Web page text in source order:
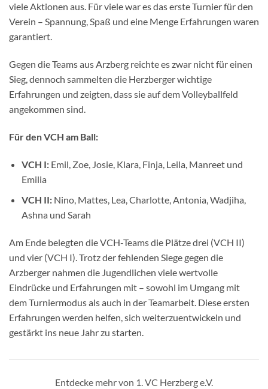
viele Aktionen aus. Für viele war es das erste Turnier für den
Verein – Spannung, Spaß und eine Menge Erfahrungen waren
garantiert.
Gegen die Teams aus Arzberg reichte es zwar nicht für einen
Sieg, dennoch sammelten die Herzberger wichtige
Erfahrungen und zeigten, dass sie auf dem Volleyballfeld
angekommen sind.
Für den VCH am Ball:
VCH I: Emil, Zoe, Josie, Klara, Finja, Leila, Manreet und
Emilia
VCH II: Nino, Mattes, Lea, Charlotte, Antonia, Wadjiha,
Ashna und Sarah
Am Ende belegten die VCH-Teams die Plätze drei (VCH II)
und vier (VCH I). Trotz der fehlenden Siege gegen die
Arzberger nahmen die Jugendlichen viele wertvolle
Eindrücke und Erfahrungen mit – sowohl im Umgang mit
dem Turniermodus als auch in der Teamarbeit. Diese ersten
Erfahrungen werden helfen, sich weiterzuentwickeln und
gestärkt ins neue Jahr zu starten.
Entdecke mehr von 1. VC Herzberg e.V.